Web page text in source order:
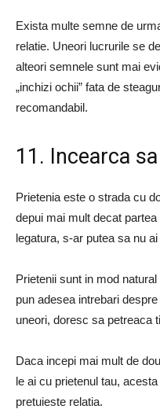
Exista multe semne de
relatie. Uneori lucrurile se
alteori semnele sunt mai
„inchizi ochii” fata de
recomandabil.
11. Incearca
Prietenia este o strada cu
depui mai mult decat
legatura, s-ar putea sa nu
Prietenii sunt in mod
pun adesea intrebari
uneori, doresc sa petreaca
Daca incepi mai mult de
le ai cu prietenul tau,
pretuieste relatia.